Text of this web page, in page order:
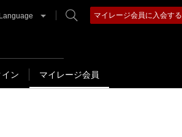
ン マイレージ会員
マイレージ会員に入会する